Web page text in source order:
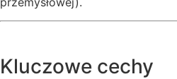
Kluczowe cechy